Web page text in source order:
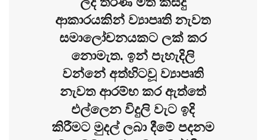
ආකාරයකින් ව්‍යාපෘති නැවත
සමාලෝචනයකට ලක් කර
නොමැත. ඉන් පැහැදිලි
වන්නේ අත්හිටවූ ව්‍යාපෘති
නැවත ආරම්භ කර ඇත්තේ
එල්ලෙන විදුලි වැට ඉදි
කිරීමට මුදල් ලබා දීමේ පදනම